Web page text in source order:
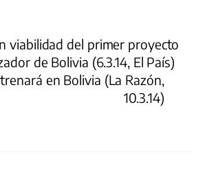
viabilidad del primer proyecto
de Bolivia (6.3.14, El País)
en Bolivia (La Razón,
10.3.14)